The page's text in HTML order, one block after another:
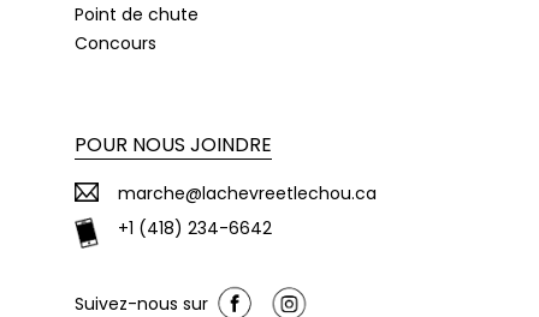
Point de chute
Concours
POUR NOUS JOINDRE
marche@lachevreetlechou.ca
+1 (418) 234-6642
Suivez-nous sur